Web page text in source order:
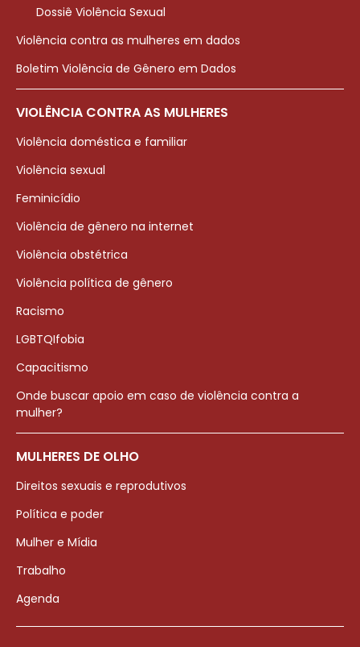
Dossiê Violência Sexual
Violência contra as mulheres em dados
Boletim Violência de Gênero em Dados
VIOLÊNCIA CONTRA AS MULHERES
Violência doméstica e familiar
Violência sexual
Feminicídio
Violência de gênero na internet
Violência obstétrica
Violência política de gênero
Racismo
LGBTQIfobia
Capacitismo
Onde buscar apoio em caso de violência contra a
mulher?
MULHERES DE OLHO
Direitos sexuais e reprodutivos
Política e poder
Mulher e Mídia
Trabalho
Agenda